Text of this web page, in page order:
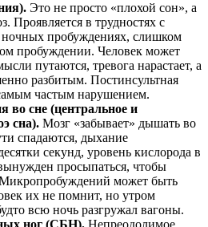
Это не просто «плохой сон», а
Проявляется в трудностях с
пробуждениях, слишком
пробуждении. Человек может
путаются, тревога нарастает, а
разбитым. Постинсультная
частым нарушением.
во сне (центральное и
сна). Мозг «забывает» дышать во
спадаются, дыхание
секунд, уровень кислорода в
просыпаться, чтобы
может быть
их не помнит, но утром
всю ночь разгружал вагоны.
ног (СБН). Непреодолимое